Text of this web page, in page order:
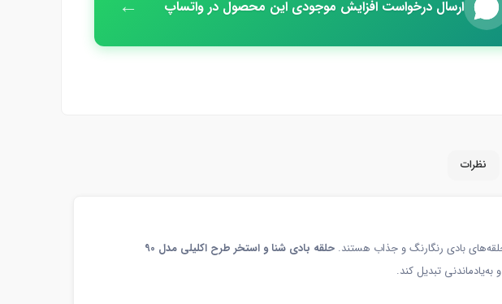
ارسال درخواست افزایش موجودی این محصول در واتساپ ←
نظرات
بادی رنگارنگ و جذاب هستند.
حلقه بادی شنا و استخر طرح اکلیلی مدل 90
تبدیل کند.